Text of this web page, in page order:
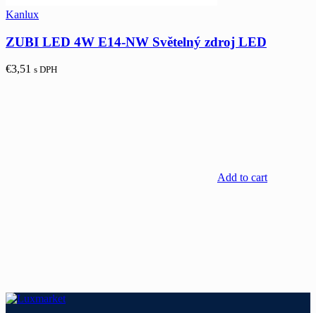
Kanlux
ZUBI LED 4W E14-NW Světelný zdroj LED
€3,51 s DPH
Add to cart